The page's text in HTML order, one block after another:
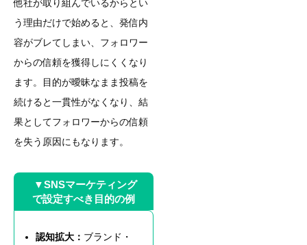
他社が取り組んでいるからとい
う理由だけで始めると、発信内
容がブレてしまい、フォロワー
からの信頼を獲得しにくくなり
ます。目的が曖昧なまま投稿を
続けると一貫性がなくなり、結
果としてフォロワーからの信頼
を失う原因にもなります。
▼SNSマーケティング
で設定すべき目的の例
認知拡大： ブランド・